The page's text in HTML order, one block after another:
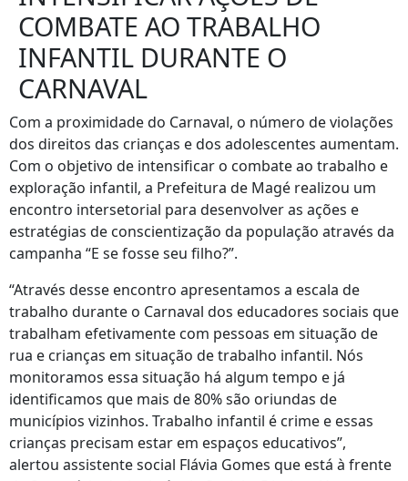
COMBATE AO TRABALHO
INFANTIL DURANTE O
CARNAVAL
Com a proximidade do Carnaval, o número de violações
dos direitos das crianças e dos adolescentes aumentam.
Com o objetivo de intensificar o combate ao trabalho e
exploração infantil, a Prefeitura de Magé realizou um
encontro intersetorial para desenvolver as ações e
estratégias de conscientização da população através da
campanha “E se fosse seu filho?”.
“Através desse encontro apresentamos a escala de
trabalho durante o Carnaval dos educadores sociais que
trabalham efetivamente com pessoas em situação de
rua e crianças em situação de trabalho infantil. Nós
monitoramos essa situação há algum tempo e já
identificamos que mais de 80% são oriundas de
municípios vizinhos. Trabalho infantil é crime e essas
crianças precisam estar em espaços educativos”,
alertou assistente social Flávia Gomes que está à frente